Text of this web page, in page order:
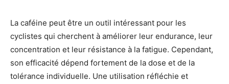
La caféine peut être un outil intéressant pour les
cyclistes qui cherchent à améliorer leur endurance, leur
concentration et leur résistance à la fatigue. Cependant,
son efficacité dépend fortement de la dose et de la
tolérance individuelle. Une utilisation réfléchie et